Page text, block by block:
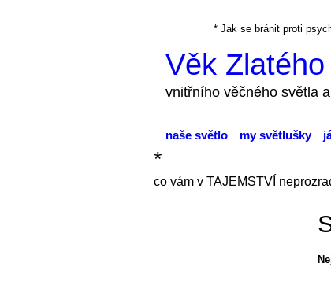
* Jak se bránit proti
Věk
vnitřního věčného světla
naše světlo my světlušky
*
co vám v TAJEMSTVÍ